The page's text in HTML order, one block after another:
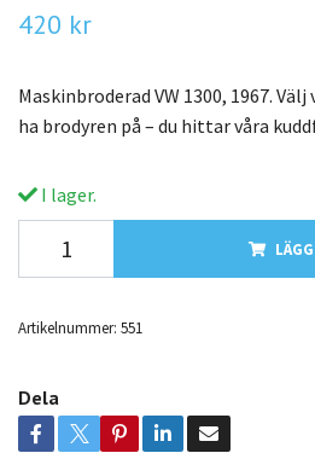
420 kr
Maskinbroderad VW 1300, 1967.
ha brodyren på – du hittar våra
I lager.
Artikelnummer: 551
Dela